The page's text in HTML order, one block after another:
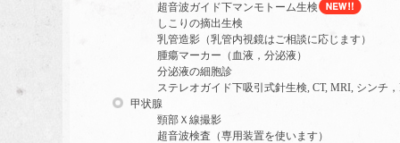
超音波ガイド下マンモトーム生検
しこりの摘出生検
乳管造影（乳管内視鏡はご相談に応じます）
腫瘍マーカー（血液，分泌液）
分泌液の細胞診
ステレオガイド下吸引式針生検, CT, MRI, シンチ
甲状腺
頸部Ｘ線撮影
超音波検査（専用装置を使います）